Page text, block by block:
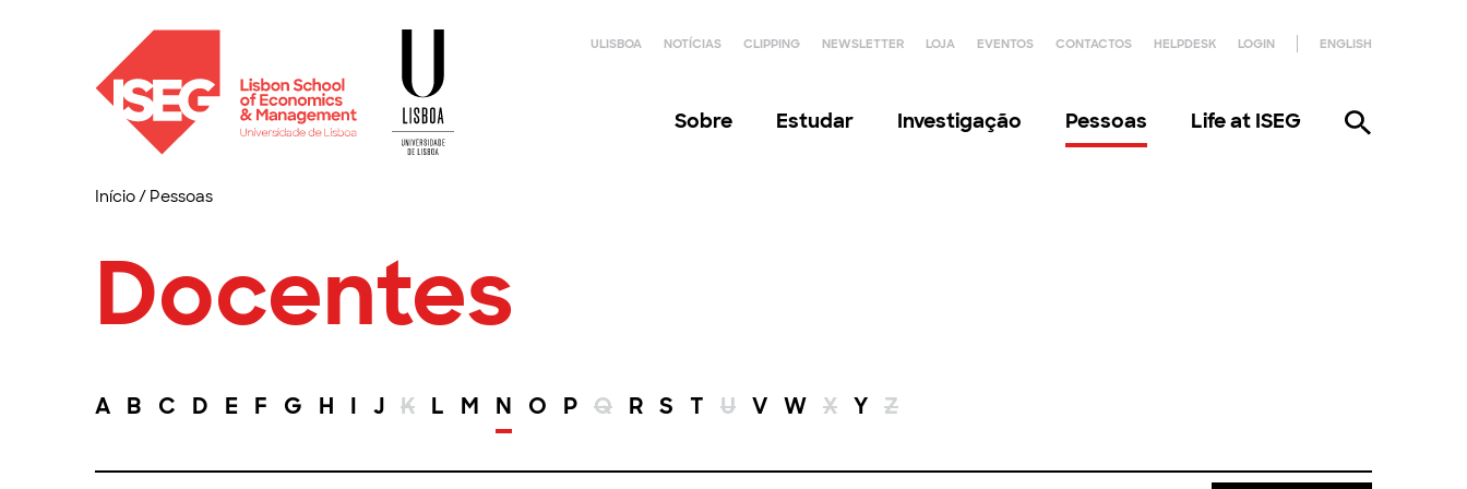
ULISBOA NOTÍCIAS CLIPPING NEWSLETTER LOJA EVENTOS CONTACTOS HELPDESK LOGIN ENGLISH
Sobre Estudar Investigação Pessoas Life at ISEG
Início/ Pessoas
Docentes
A B C D E F G H I J K L M N O P Q R S T U V W X Y Z